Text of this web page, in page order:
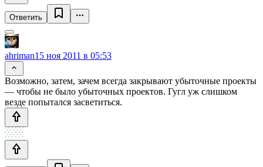
Ответить
ahriman15 ноя 2011 в 05:53
Возможно, затем, зачем всегда закрывают убыточные проекты
— чтобы не было убыточных проектов. Гугл уж слишком
везде попытался засветиться.